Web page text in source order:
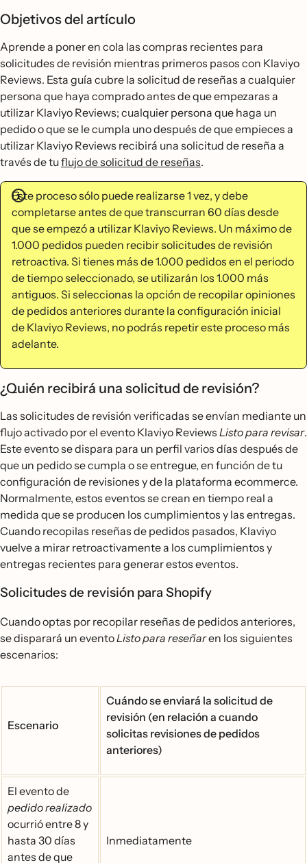
Objetivos del artículo
Aprende a poner en cola las compras recientes para
solicitudes de revisión mientras primeros pasos con Klaviyo
Reviews. Esta guía cubre la solicitud de reseñas a cualquier
persona que haya comprado antes de que empezaras a
utilizar Klaviyo Reviews; cualquier persona que haga un
pedido o que se le cumpla uno después de que empieces a
utilizar Klaviyo Reviews recibirá una solicitud de reseña a
través de tuflujo de solicitud de reseñas.
Este proceso sólo puede realizarse 1 vez, y debe
completarse antes de que transcurran 60 días desde
que se empezó a utilizar Klaviyo Reviews. Un máximo de
1.000 pedidos pueden recibir solicitudes de revisión
retroactiva. Si tienes más de 1.000 pedidos en el periodo
de tiempo seleccionado, se utilizarán los 1.000 más
antiguos. Si seleccionas la opción de recopilar opiniones
de pedidos anteriores durante la configuración inicial
de Klaviyo Reviews, no podrás repetir este proceso más
adelante.
¿Quién recibirá una solicitud de revisión?
Las solicitudes de revisión verificadas se envían mediante un
flujo activado por el evento Klaviyo Reviews Listo para revisar.
Este evento se dispara para un perfil varios días después de
que un pedido se cumpla o se entregue, en función de tu
configuración de revisiones y de la plataforma ecommerce.
Normalmente, estos eventos se crean en tiempo real a
medida que se producen los cumplimientos y las entregas.
Cuando recopilas reseñas de pedidos pasados, Klaviyo
vuelve a mirar retroactivamente a los cumplimientos y
entregas recientes para generar estos eventos.
Solicitudes de revisión para Shopify
Cuando optas por recopilar reseñas de pedidos anteriores,
se disparará un eventoListo para reseñaren los siguientes
escenarios:
Escenario
Cuándo se enviará la solicitud de
revisión (en relación a cuando
solicitas revisiones de pedidos
anteriores)
El evento de
pedido realizado
ocurrió entre 8 y
hasta 30 días
antes de que
Inmediatamente